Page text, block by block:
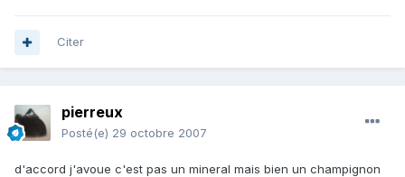
Citer
pierreux
Posté(e) 29 octobre 2007
d'accord j'avoue c'est pas un mineral mais bien un champignon